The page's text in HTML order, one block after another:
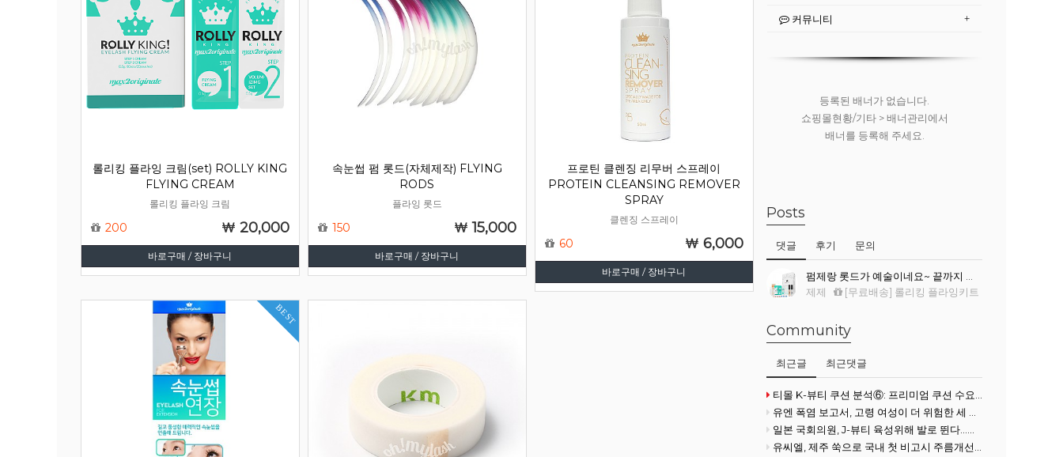
롤리킹 플라잉 크림(set) ROLLY KING
FLYING CREAM
롤리킹 플라잉 크림
200 20,000
바로구매 / 장바구니
속눈썹 펌 롯드(자체제작) FLYING
RODS
플라잉 롯드
150 15,000
바로구매 / 장바구니
프로틴 클렌징 리무버 스프레이
PROTEIN CLEANSING REMOVER
SPRAY
클렌징 스프레이
60 6,000
바로구매 / 장바구니
BEST
커뮤니티
등록된 배너가 없습니다.
쇼핑몰현황/기타 > 배너관리에서
배너를 등록해 주세요.
Posts
댓글 후기 문의
펌제랑 롯드가 예술이네요~ 끝까지 싹~ 말려서 컬이 진짜 예뻐요.
제제
[무료배송] 롤리킹 플라잉키트
Community
최근글 최근댓글
티몰 K-뷰티 쿠션 분석⑥: 프리미엄 쿠션 수요 확대
유엔 폭염 보고서, 고령 여성이 더 위험한 세 가지 이유
일본 국회의원, J-뷰티 육성위해 발로 뛴다...화장품협회 방문
유씨엘, 제주 쑥으로 국내 첫 비고시 주름개선 기능성 획득